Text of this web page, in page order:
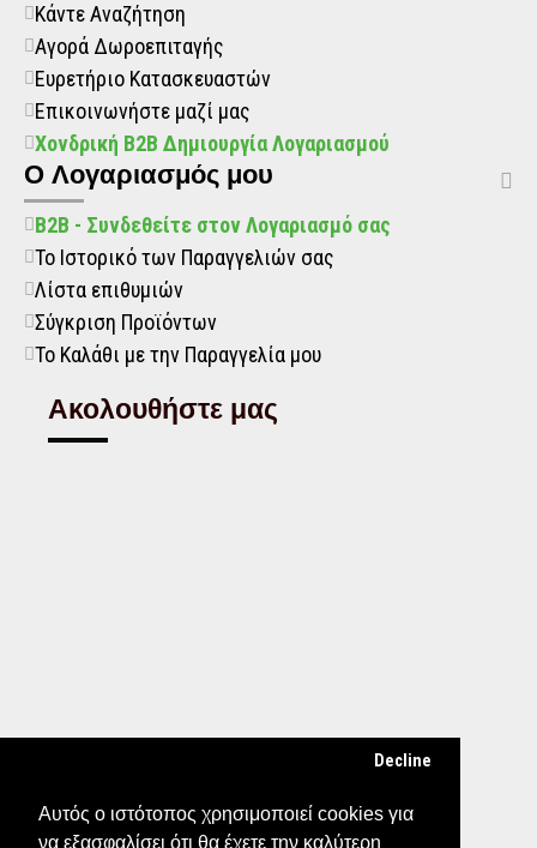
Αυτός ο ιστότοπος χρησιμοποιεί cookies για
να εξασφαλίσει ότι θα έχετε την καλύτερη
Decline
Κάντε Αναζήτηση
Αγορά Δωροεπιταγής
Ευρετήριο Κατασκευαστών
Επικοινωνήστε μαζί μας
Χονδρική B2B Δημιουργία Λογαριασμού
O Λογαριασμός μου
B2B - Συνδεθείτε στον Λογαριασμό σας
Το Ιστορικό των Παραγγελιών σας
Λίστα επιθυμιών
Σύγκριση Προϊόντων
Το Καλάθι με την Παραγγελία μου
Ακολουθήστε μας